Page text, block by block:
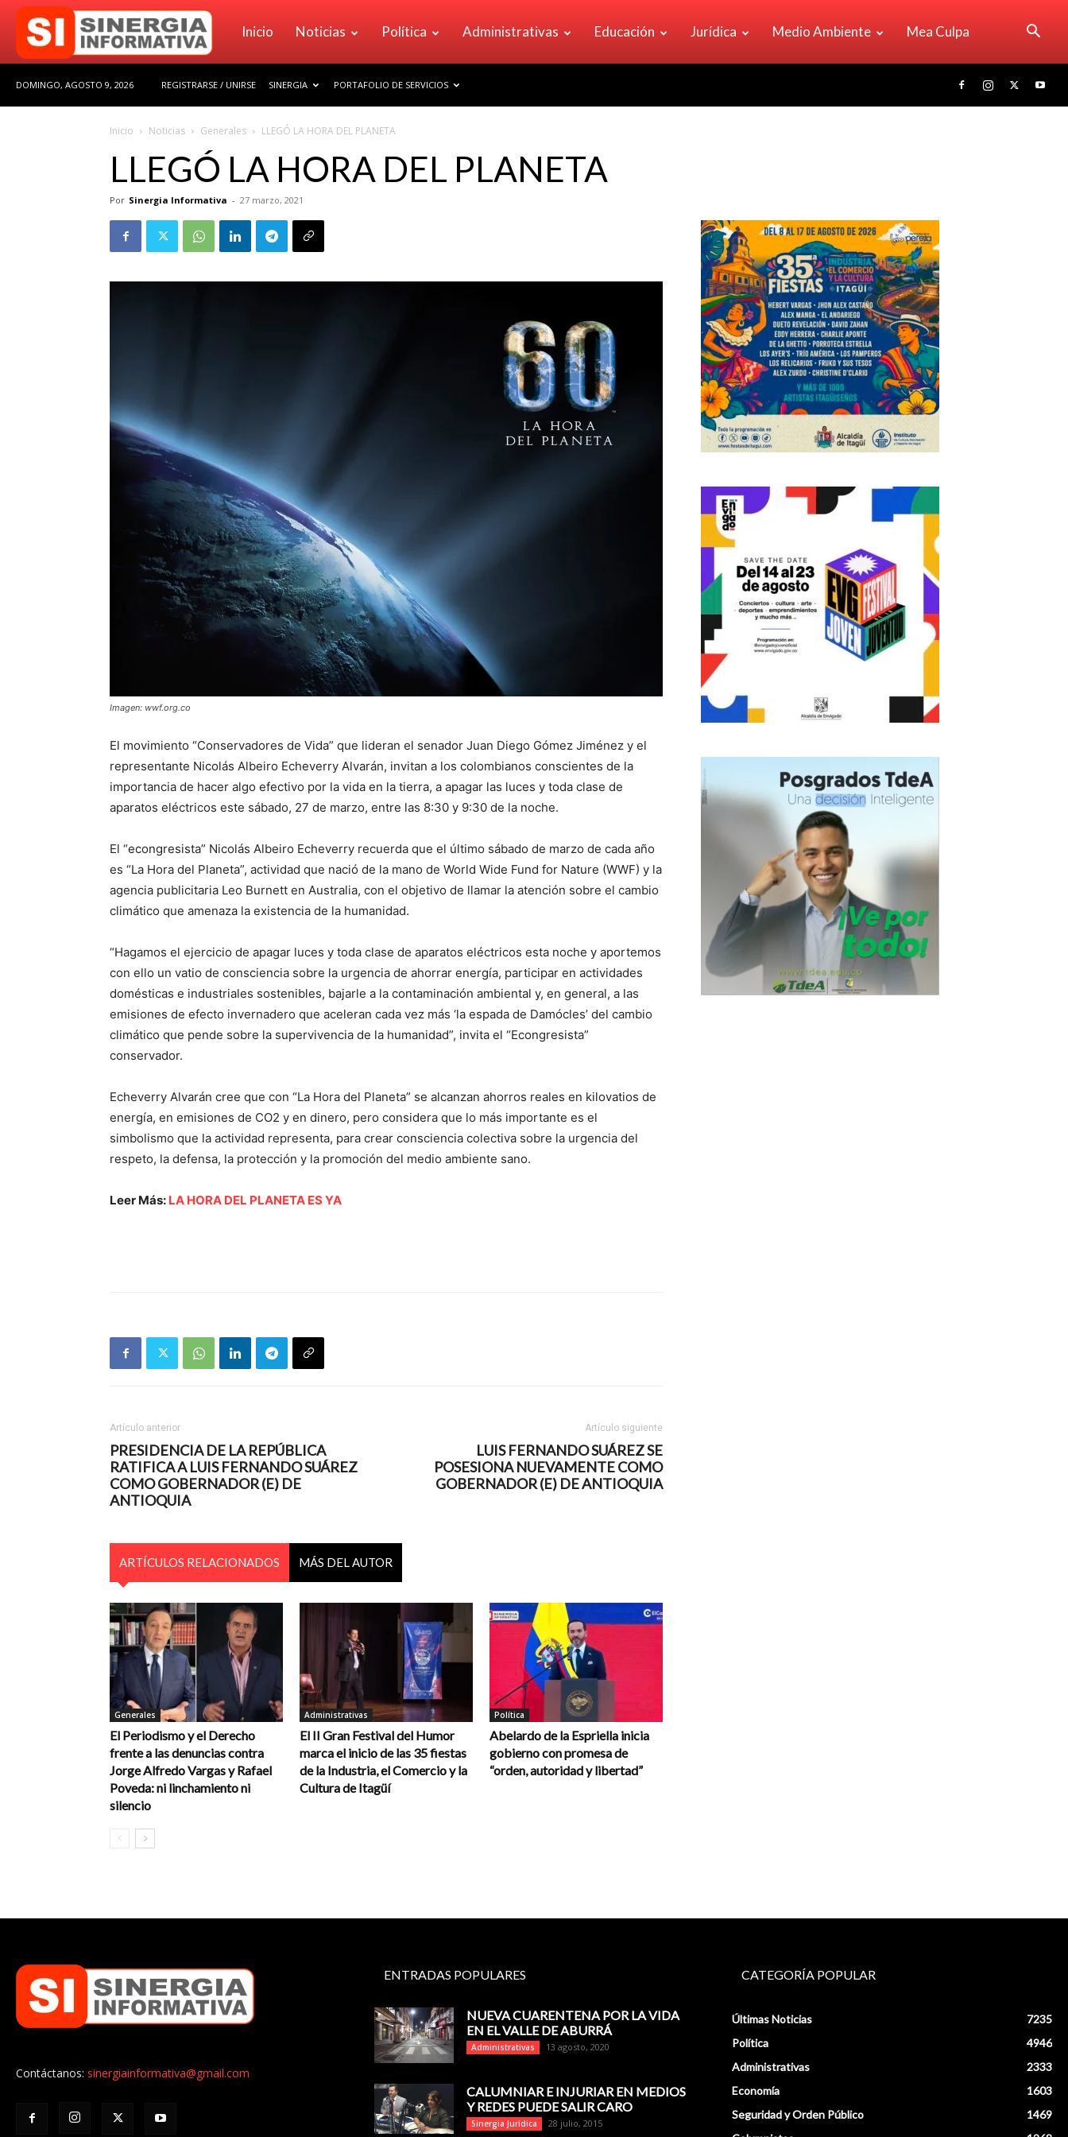
Sinergia
Inicio Noticias Política Administrativas Educación Jurídica Medio Ambiente Mea Culpa
DOMINGO, AGOSTO 9, 2026 REGISTRARSE / UNIRSE SINERGIA PORTAFOLIO DE SERVICIOS
Inicio Noticias Generales LLEGÓ LA HORA DEL PLANETA
LLEGÓ LA HORA DEL PLANETA
Por Sinergia Informativa - 27 marzo, 2021
Imagen: wwf.org.co
El movimiento “Conservadores de Vida” que lideran el senador Juan Diego Gómez Jiménez y el
representante Nicolás Albeiro Echeverry Alvarán, invitan a los colombianos conscientes de la
importancia de hacer algo efectivo por la vida en la tierra, a apagar las luces y toda clase de
aparatos eléctricos este sábado, 27 de marzo, entre las 8:30 y 9:30 de la noche.
El “econgresista” Nicolás Albeiro Echeverry recuerda que el último sábado de marzo de cada año
es “La Hora del Planeta”, actividad que nació de la mano de World Wide Fund for Nature (WWF) y la
agencia publicitaria Leo Burnett en Australia, con el objetivo de llamar la atención sobre el cambio
climático que amenaza la existencia de la humanidad.
“Hagamos el ejercicio de apagar luces y toda clase de aparatos eléctricos esta noche y aportemos
con ello un vatio de consciencia sobre la urgencia de ahorrar energía, participar en actividades
domésticas e industriales sostenibles, bajarle a la contaminación ambiental y, en general, a las
emisiones de efecto invernadero que aceleran cada vez más ‘la espada de Damócles’ del cambio
climático que pende sobre la supervivencia de la humanidad”, invita el “Econgresista”
conservador.
Echeverry Alvarán cree que con “La Hora del Planeta” se alcanzan ahorros reales en kilovatios de
energía, en emisiones de CO2 y en dinero, pero considera que lo más importante es el
simbolismo que la actividad representa, para crear consciencia colectiva sobre la urgencia del
respeto, la defensa, la protección y la promoción del medio ambiente sano.
Leer Más: LA HORA DEL PLANETA ES YA
Artículo anterior
PRESIDENCIA DE LA REPÚBLICA
RATIFICA A LUIS FERNANDO SUÁREZ
COMO GOBERNADOR (E) DE
ANTIOQUIA
Artículo siguiente
LUIS FERNANDO SUÁREZ SE
POSESIONA NUEVAMENTE COMO
GOBERNADOR (E) DE ANTIOQUIA
ARTÍCULOS RELACIONADOS MÁS DEL AUTOR
Generales
El Periodismo y el Derecho
frente a las denuncias contra
Jorge Alfredo Vargas y Rafael
Poveda: ni linchamiento ni
silencio
Administrativas
El II Gran Festival del Humor
marca el inicio de las 35 fiestas
de la Industria, el Comercio y la
Cultura de Itagüí
Política
Abelardo de la Espriella inicia
gobierno con promesa de
“orden, autoridad y libertad”
Contáctanos: sinergiainformativa@gmail.com
ENTRADAS POPULARES
NUEVA CUARENTENA POR LA VIDA
EN EL VALLE DE ABURRÁ
Administrativas 13 agosto, 2020
CALUMNIAR E INJURIAR EN MEDIOS
Y REDES PUEDE SALIR CARO
Sinergia Jurídica 28 julio, 2015
CATEGORÍA POPULAR
Últimas Noticias
7235
Política
4946
Administrativas
2333
Economía
1603
Seguridad y Orden Público
1469